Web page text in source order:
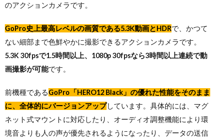
のアクションカメラです。
GoPro史上最高レベルの画質である5.3K動画とHDRで、かつて
ない細部まで色鮮やかに撮影できるアクションカメラです。
5.3K 30fpsで1.5時間以上、1080p 30fpsなら3時間以上連続で動
画撮影が可能です。
前機種であるGoPro「HERO12 Black」の優れた性能をそのまま
に、全体的にバージョンアップしています。具体的には、マグ
ネット式マウントに対応したり、オーディオ調整機能により環
境音よりも人の声が優先されるようになったり、データの送信